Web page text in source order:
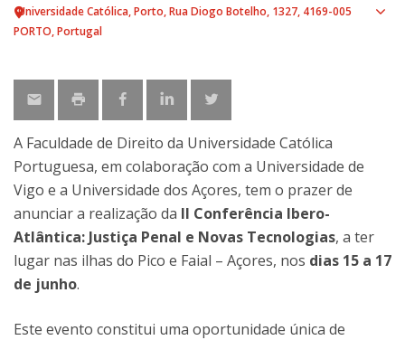
Universidade Católica, Porto Rua Diogo Botelho, 1327 4169-005
PORTO Portugal
A Faculdade de Direito da Universidade Católica
Portuguesa, em colaboração com a Universidade de
Vigo e a Universidade dos Açores, tem o prazer de
anunciar a realização da II Conferência Ibero-
Atlântica: Justiça Penal e Novas Tecnologias, a ter
lugar nas ilhas do Pico e Faial – Açores, nos dias 15 a 17
de junho.
Este evento constitui uma oportunidade única de